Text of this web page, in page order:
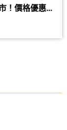
！價格優惠及